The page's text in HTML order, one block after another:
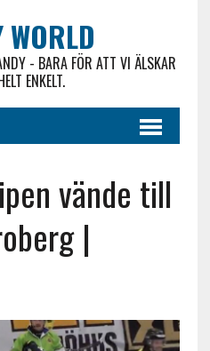
WORLD
- BARA FÖR ATT VI ÄLSKAR
ENKELT.
vände till
|